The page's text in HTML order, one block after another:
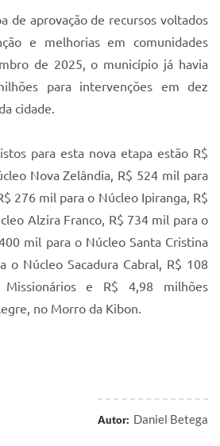
de aprovação de recursos voltados
e melhorias em comunidades
de 2025, o município já havia
para intervenções em dez
cidade.
para esta nova etapa estão R$
Nova Zelândia, R$ 524 mil para
276 mil para o Núcleo Ipiranga, R$
Alzira Franco, R$ 734 mil para o
mil para o Núcleo Santa Cristina
o Núcleo Sacadura Cabral, R$ 108
e R$ 4,98 milhões
no Morro da Kibon.
Autor: Daniel Betega